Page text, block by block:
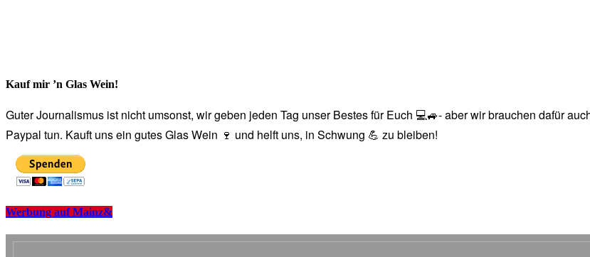
Kauf mir ’n Glas Wein!
Guter Journalismus ist nicht umsonst, wir geben jeden Tag unser Bestes für Euch 💻🚙- aber wir brauchen dafür
Paypal tun. Kauft uns ein gutes Glas Wein 🍷 und helft uns, in Schwung 💪 zu bleiben!
Werbung auf Mainz&